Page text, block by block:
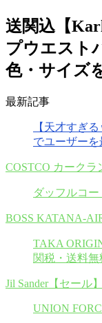
送関込【
プウエスト
色・サイズ
最新記事
【天才すぎ
でユーザーを
COSTCO カークラ
ダッフルコ
BOSS KATANA-
TAKA
関税・送料無
Jil Sander【セール
UNION